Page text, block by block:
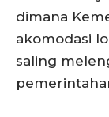
dimana
akomodasi
saling